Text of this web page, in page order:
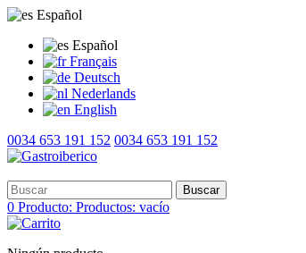
Español
Español
Français
Deutsch
Nederlands
English
0034 653 191 152 0034 653 191 152
Buscar
0 Producto: Productos: vacío